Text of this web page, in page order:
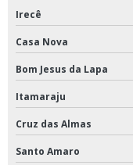
Irecê
Casa Nova
Bom Jesus da Lapa
Itamaraju
Cruz das Almas
Santo Amaro